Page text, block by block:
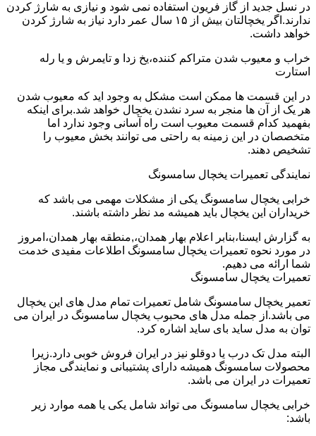
در نسل جدید از گاز فریون استفاده نمی شود و نیازی به شارژ کردن
ندارند.اگر یخچالتان بیش از ۱۵ سال عمر دارد نیاز به شارژ کردن
خواهد داشت.
خراب و معیوب شدن متراکم کننده،یخ زدا و تایمرش و یا رله
استارت
در این قسمت ها ممکن است مشکل به وجود اید که معیوب شدن
هر یک از آن ها منجر به سرد نشدن یخچال خواهد شد.برای اینکه
بفهمید کدام قسمت معیوب است راه آسانی وجود ندارد اما
متخصصان در این زمینه به راحتی می توانند بخش معیوب را
تشخیص دهند.
نمایندگی تعمیرات یخچال سامسونگ
خرابی یخچال سامسونگ یکی از مشکلات مهمی می باشد که
خریداران این یخچال باید همیشه مد نظر داشته باشند.
به گزارش ایسنا،بنابر اعلام بهار همدان،,منطقه بهار همدان،امروز
در مورد نحوه تعمیرات یخچال سامسونگ اطلاعات مفیدی خدمت
شما ارائه می دهیم.
تعمیرات یخچال سامسونگ
تعمیر یخچال سامسونگ شامل تعمیرات تمام مدل های این یخچال
می باشد.از جمله مدل های محبوب یخچال سامسونگ در ایران می
توان به مدل ساید بای ساید اشاره کرد.
البته مدل تک درب یا دوقلو نیز در ایران فروش خوبی دارد.زیرا
محصولات سامسونگ همیشه دارای پشتیبانی و نمایندگی مجاز
تعمیرات در ایران می باشد.
خرابی یخچال سامسونگ می تواند شامل یکی یا همه موارد زیر
باشد: